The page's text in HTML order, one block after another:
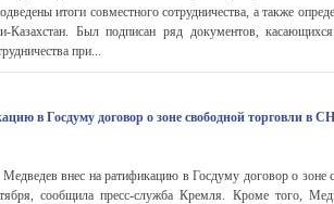
итоги совместного сотрудничества, а также
Казахстан. Был подписан ряд документов,
при...
в Госдуму договор о зоне свободной торговли в
внес на ратификацию в Госдуму договор о
сообщила пресс-служба Кремля. Кроме того,